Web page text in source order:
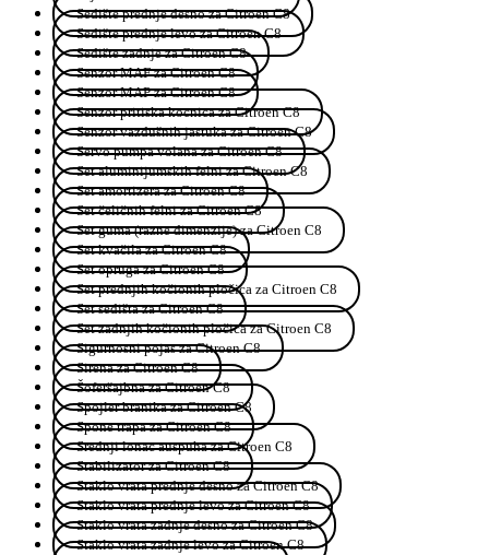
Sedište prednje desno za Citroen C8
Sedište prednje levo za Citroen C8
Sedište zadnje za Citroen C8
Senzor MAF za Citroen C8
Senzor MAP za Citroen C8
Senzor pritiska kocnica za Citroen C8
Senzor vazdušnih jastuka za Citroen C8
Servo pumpa volana za Citroen C8
Set aluminijumskih felni za Citroen C8
Set amortizera za Citroen C8
Set čeličnih felni za Citroen C8
Set guma (razne dimenzije) za Citroen C8
Set kvačila za Citroen C8
Set opruga za Citroen C8
Set prednjih kočionih pločica za Citroen C8
Set sedišta za Citroen C8
Set zadnjih kočionih pločica za Citroen C8
Sigurnosni pojas za Citroen C8
Sirena za Citroen C8
Šoferšajbna za Citroen C8
Spojler branika za Citroen C8
Spone trapa za Citroen C8
Srednji lonac auspuha za Citroen C8
Stabilizator za Citroen C8
Staklo vrata prednje desno za Citroen C8
Staklo vrata prednje levo za Citroen C8
Staklo vrata zadnje desno za Citroen C8
Staklo vrata zadnje levo za Citroen C8